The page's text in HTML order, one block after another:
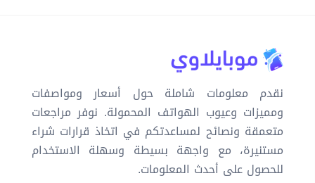
نقدم معلومات شاملة حول أسعار ومواصفات
ومميزات وعيوب الهواتف المحمولة. نوفر مراجعات
متعمقة ونصائح لمساعدتكم في اتخاذ قرارات شراء
مستنيرة، مع واجهة بسيطة وسهلة الاستخدام
للحصول على أحدث المعلومات.